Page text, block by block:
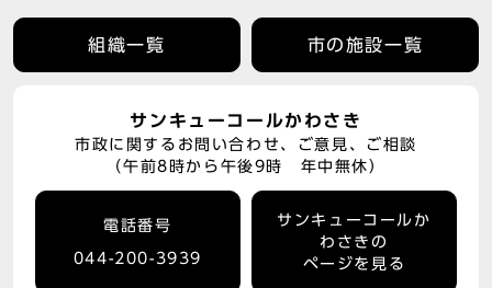
組織一覧 市の施設一覧
サンキューコールかわさき
市政に関するお問い合わせ、ご意見、ご相談
（午前8時から午後9時 年中無休）
電話番号
044-200-3939
サンキューコールか
わさきの
ページを見る